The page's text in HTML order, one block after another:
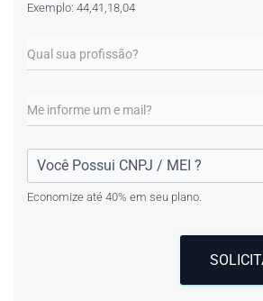
Exemplo: 44,41,18,04
Economize até 40% em seu plano.